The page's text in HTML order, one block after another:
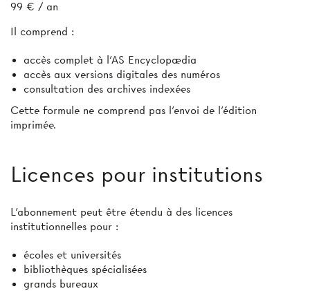
99 € / an
Il comprend :
accès complet à l’AS Encyclopædia
accès aux versions digitales des numéros
consultation des archives indexées
Cette formule ne comprend pas l’envoi de l'édition
imprimée.
Licences pour institutions
L’abonnement peut être étendu à des licences
institutionnelles pour :
écoles et universités
bibliothèques spécialisées
grands bureaux